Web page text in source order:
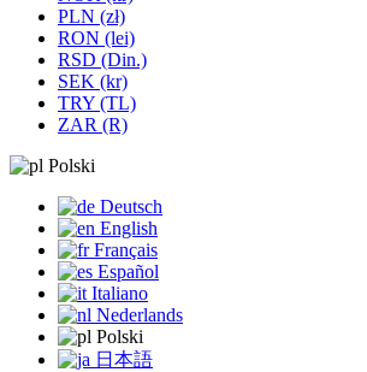
PLN (zł)
RON (lei)
RSD (Din.)
SEK (kr)
TRY (TL)
ZAR (R)
Polski
Deutsch
English
Français
Español
Italiano
Nederlands
Polski
日本語